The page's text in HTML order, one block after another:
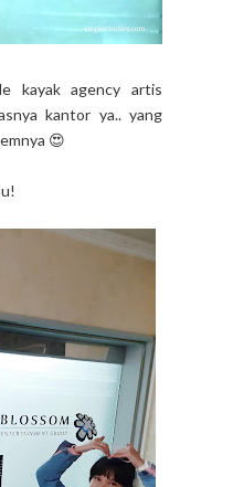
kayak agency artis
kantor ya.. yang
😍